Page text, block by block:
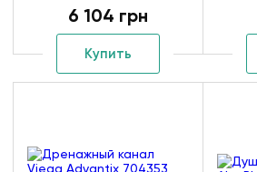
6 104 грн
Купить